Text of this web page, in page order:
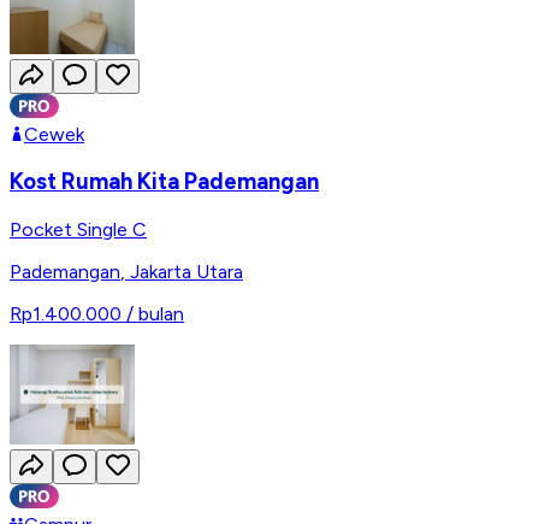
Cewek
Kost Rumah Kita Pademangan
Pocket Single C
Pademangan, Jakarta Utara
Rp1.400.000 / bulan